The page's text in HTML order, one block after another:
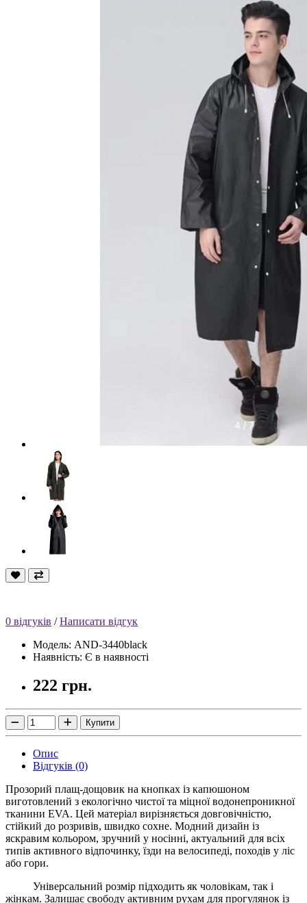
0 відгуків /Написати відгук
Модель: AND-3440black
Наявність: Є в наявності
222 грн.
Купити
Опис
Відгуків (0)
Прозорий плащ-дощовик на кнопках із капюшоном
виготовлений з екологічно чистої та міцної водонепроникної
тканини EVA. Цей матеріал вирізняється довговічністю,
стійкий до розривів, швидко сохне. Модний дизайн із
яскравим кольором, зручний у носінні, актуальний для всіх
типів активного відпочинку, їзди на велосипеді, походів у ліс
або гори.
Універсальний розмір підходить як чоловікам, так і
жінкам. Залишає свободу активним рухам для прогулянок із